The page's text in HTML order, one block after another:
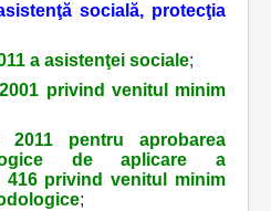
socială, protecţia
a asistenţei sociale;
privind venitul minim
pentru aprobarea
de aplicare a
416 privind venitul minim
;